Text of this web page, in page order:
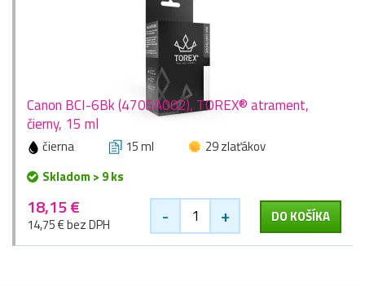
Canon BCI-6Bk (4705A002), TOREX® atrament,
čierny, 15 ml
čierna 15 ml
29 zlaťákov
Skladom > 9 ks
18,15 €
14,75 € bez DPH - + DO KOŠÍKA